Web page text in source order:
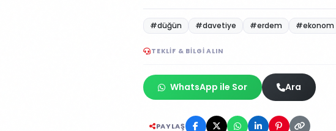
#düğün #davetiye #erdem #ekonom
TEKLIF & BILGI ALIN
WhatsApp ile Sor Ara
PAYLAŞ